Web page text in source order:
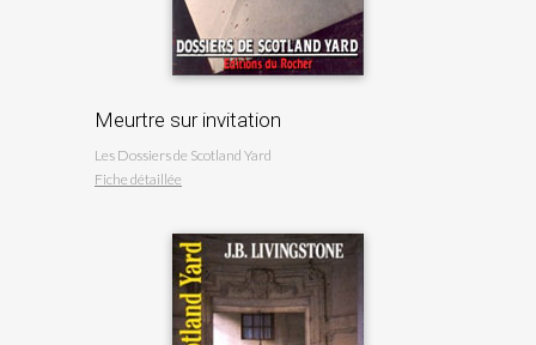
Meurtre sur invitation
Les Dossiers de Scotland Yard
Fiche détaillée